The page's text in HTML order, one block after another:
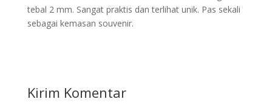
tebal 2 mm. Sangat praktis dan terlihat unik. Pas sekali
sebagai kemasan souvenir.
Kirim Komentar